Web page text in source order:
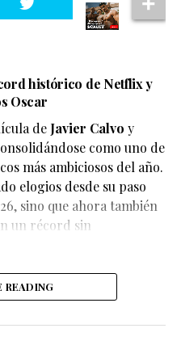
Marvel Studios realizó
mutantes en el esperado
histórico de Netflix y
Oscar
de Javier Calvo y
como uno de
más ambiciosos del año.
elogios desde su paso
sino que ahora también
un récord sin
READING